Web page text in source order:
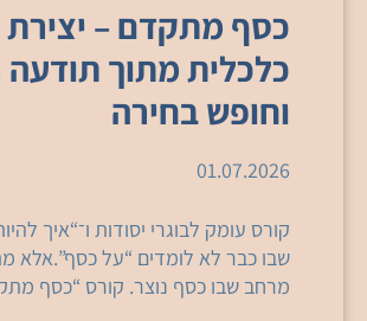
כסף מתקדם – יצירת
כלכלית מתוך תודעה
וחופש בחירה
01.07.2026
קורס עומק לבוגרי יסודות ו־“איך
שבו כבר לא לומדים “על כסף”.אלא
מרחב שבו כסף נוצר. קורס “כסף